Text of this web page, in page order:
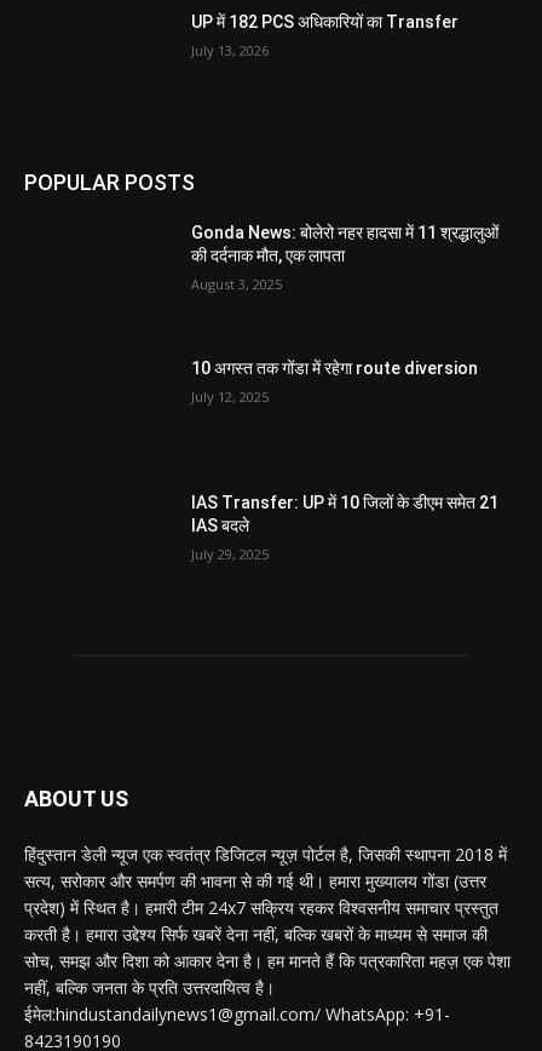
UP में 182 PCS अधिकारियों का Transfer
July 13, 2026
POPULAR POSTS
Gonda News: बोलेरो नहर हादसा में 11 श्रद्धालुओं
की दर्दनाक मौत, एक लापता
August 3, 2025
10 अगस्त तक गोंडा में रहेगा route diversion
July 12, 2025
IAS Transfer: UP में 10 जिलों के डीएम समेत 21
IAS बदले
July 29, 2025
ABOUT US
हिंदुस्तान डेली न्यूज एक स्वतंत्र डिजिटल न्यूज़ पोर्टल है, जिसकी स्थापना 2018 में
सत्य, सरोकार और समर्पण की भावना से की गई थी। हमारा मुख्यालय गोंडा (उत्तर
प्रदेश) में स्थित है। हमारी टीम 24x7 सक्रिय रहकर विश्वसनीय समाचार प्रस्तुत
करती है। हमारा उद्देश्य सिर्फ खबरें देना नहीं, बल्कि खबरों के माध्यम से समाज की
सोच, समझ और दिशा को आकार देना है। हम मानते हैं कि पत्रकारिता महज़ एक पेशा
नहीं, बल्कि जनता के प्रति उत्तरदायित्व है।
ईमेल:hindustandailynews1@gmail.com/ WhatsApp: +91-
8423190190